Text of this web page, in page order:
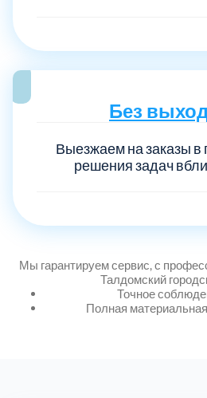
Без
Выезжаем на заказы в
решения задач
Мы гарантируем сервис, с
Талдомский
Точное
Полная